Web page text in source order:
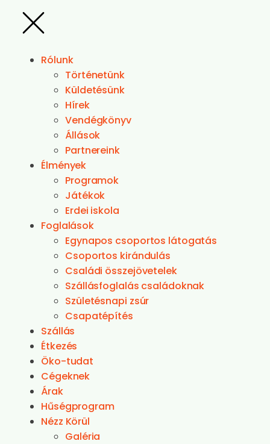
Rólunk
Történetünk
Küldetésünk
Hírek
Vendégkönyv
Állások
Partnereink
Élmények
Programok
Játékok
Erdei iskola
Foglalások
Egynapos csoportos látogatás
Csoportos kirándulás
Családi összejövetelek
Szállásfoglalás családoknak
Születésnapi zsúr
Csapatépítés
Szállás
Étkezés
Öko-tudat
Cégeknek
Árak
Hűségprogram
Nézz Körül
Galéria